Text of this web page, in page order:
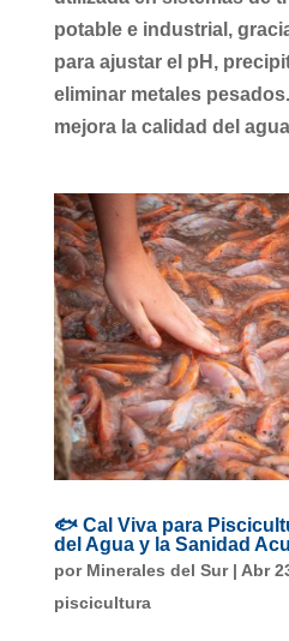
potable e industrial,
para ajustar el pH,
eliminar metales
mejora la calidad del
🐟 Cal Viva para
del Agua y la Sanidad
por Minerales del Sur| Abr
piscicultura